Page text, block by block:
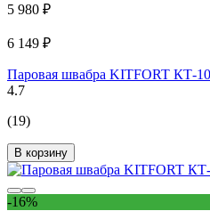
5 980 ₽
6 149 ₽
Паровая швабра KITFORT КТ-
4.7
(19)
В корзину
-16%